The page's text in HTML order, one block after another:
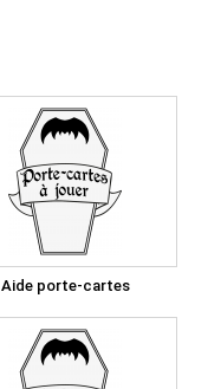
Aide porte-cartes